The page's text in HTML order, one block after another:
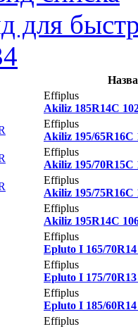
для
4
Effiplus
Akiliz 185R14C
Effiplus
Akiliz 195/65R16C
Effiplus
Akiliz 195/70R15C
Effiplus
Akiliz 195/75R16C
Effiplus
Akiliz 195R14C
Effiplus
Epluto I 165/
Effiplus
Epluto I 175/
Effiplus
Epluto I 185/
Effiplus